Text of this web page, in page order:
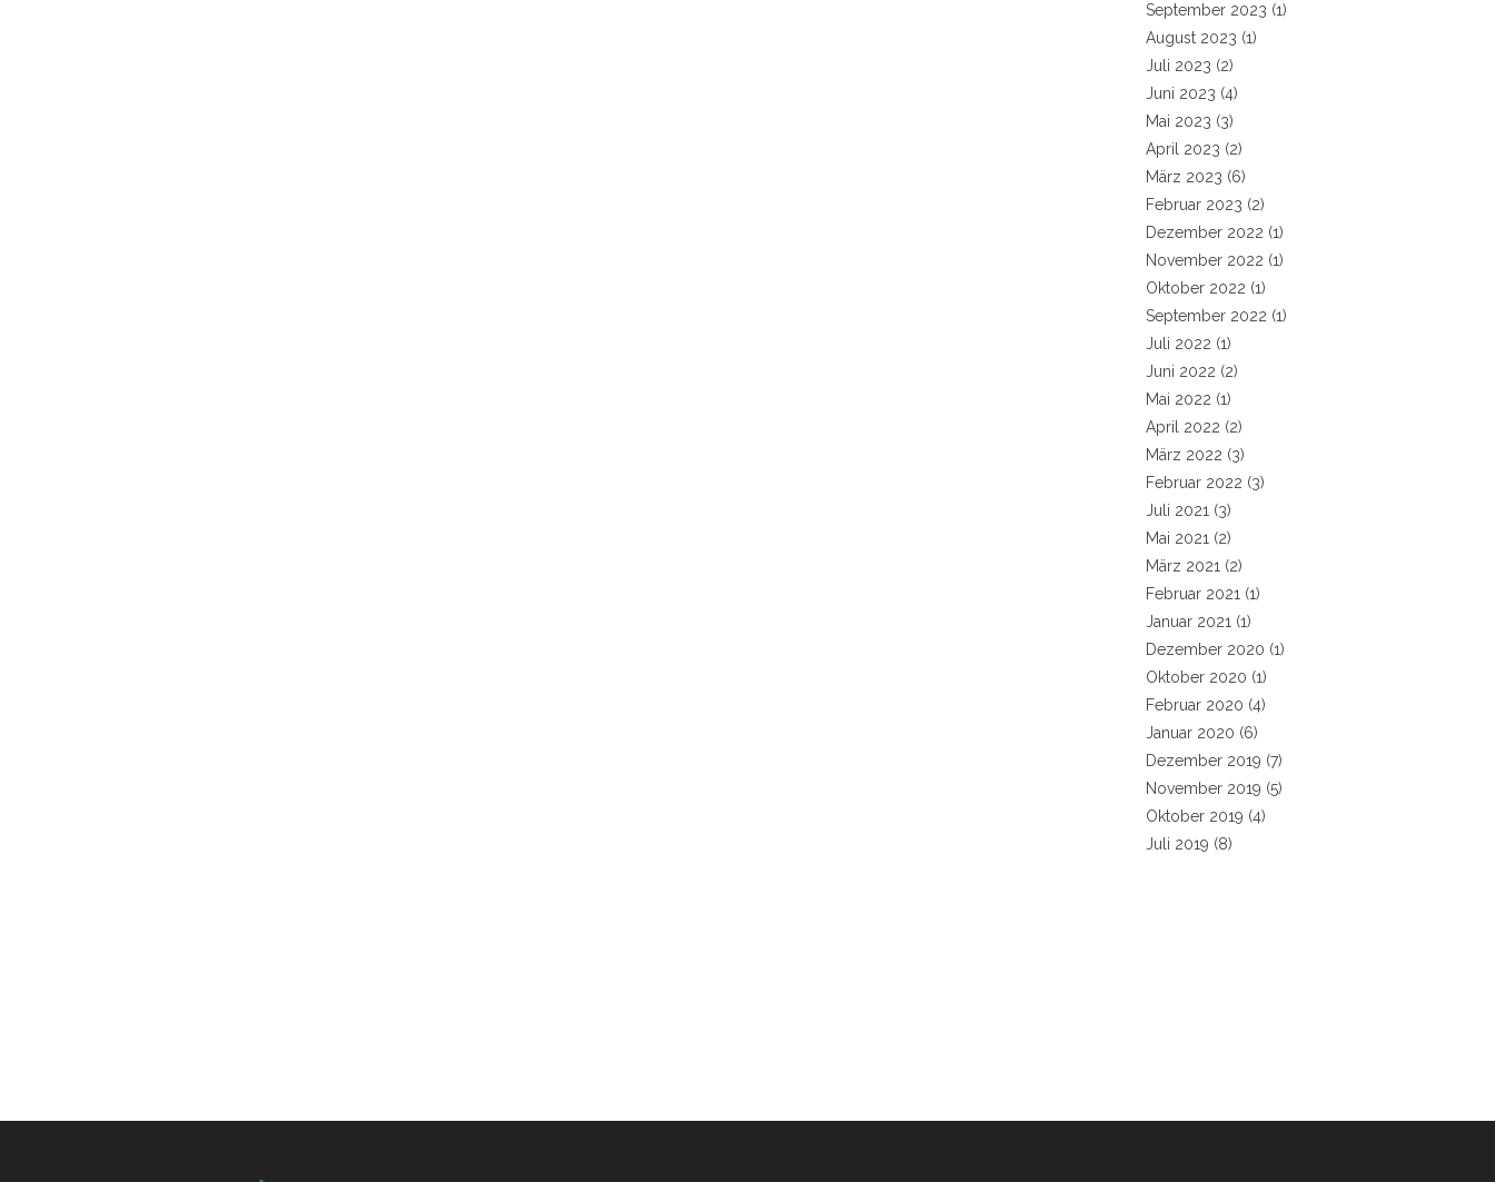
September 2023 (1)
August 2023 (1)
Juli 2023 (2)
Juni 2023 (4)
Mai 2023 (3)
April 2023 (2)
März 2023 (6)
Februar 2023 (2)
Dezember 2022 (1)
November 2022 (1)
Oktober 2022 (1)
September 2022 (1)
Juli 2022 (1)
Juni 2022 (2)
Mai 2022 (1)
April 2022 (2)
März 2022 (3)
Februar 2022 (3)
Juli 2021 (3)
Mai 2021 (2)
März 2021 (2)
Februar 2021 (1)
Januar 2021 (1)
Dezember 2020 (1)
Oktober 2020 (1)
Februar 2020 (4)
Januar 2020 (6)
Dezember 2019 (7)
November 2019 (5)
Oktober 2019 (4)
Juli 2019 (8)